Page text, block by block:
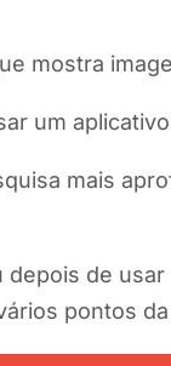
mostra
um
mais
de
pontos